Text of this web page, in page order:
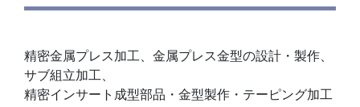
精密金属プレス加工、金属プレス金型の設計・製作、
サブ組立加工、
精密インサート成型部品・金型製作・テーピング加工